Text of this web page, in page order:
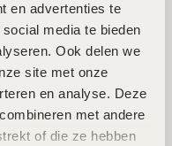
en advertenties te
media te bieden
Ook delen we
site met onze
en analyse. Deze
met andere
of die ze hebben
onze twee
Noord en Zuid. Hier
nieuwste technieken
zijn goed bereikbaar